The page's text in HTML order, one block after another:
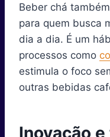
Beber chá
para quem busca
dia a dia. É um
processos como
estimula o foco
outras bebidas
Inovação